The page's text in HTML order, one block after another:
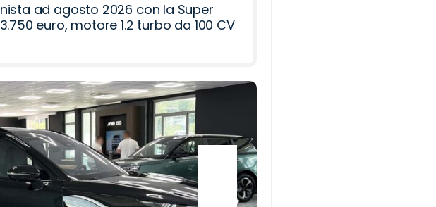
ad agosto 2026 con la Super
euro, motore 1.2 turbo da 100 CV